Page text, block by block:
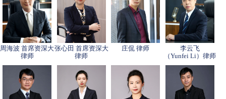
周海波 首席资深大
律师
张心田 首席资深大
律师
庄侃 律师
李云飞
（Yunfei Li）律师